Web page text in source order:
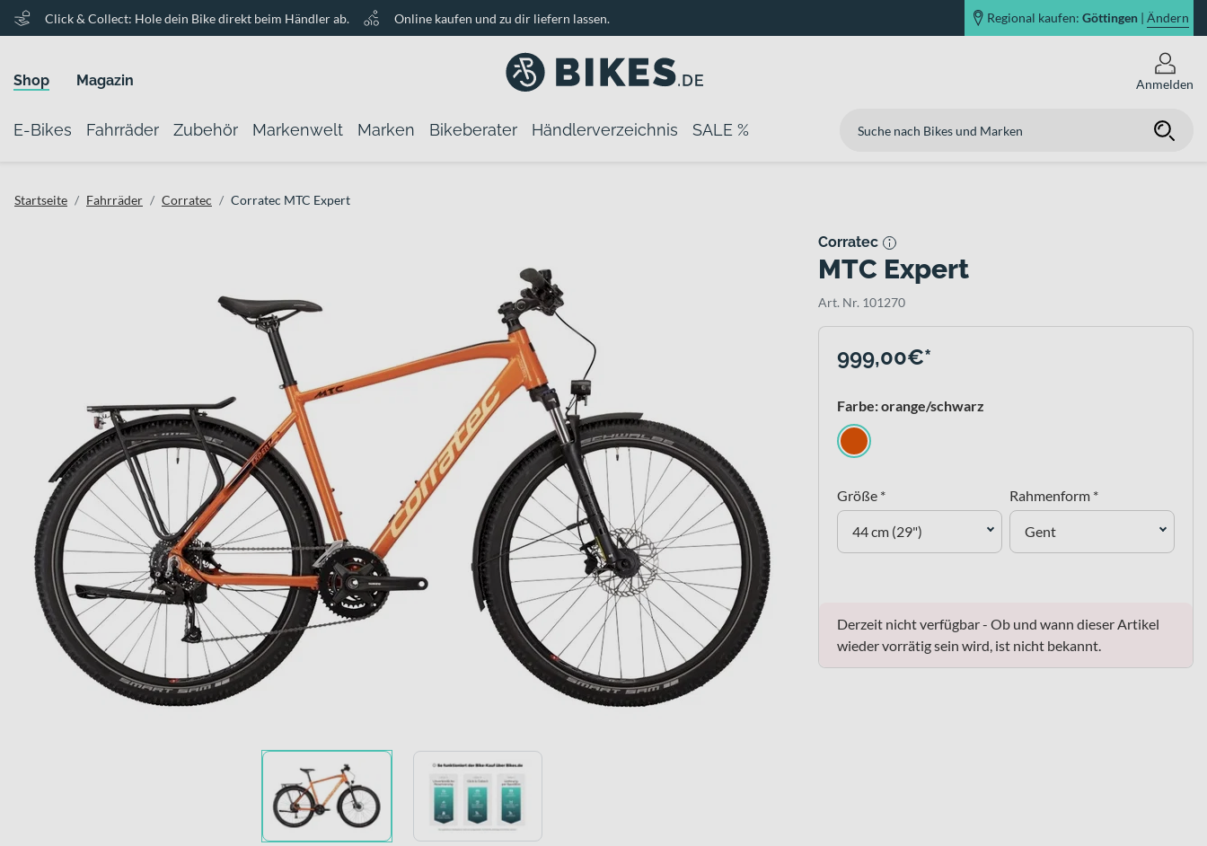
Click & Collect: Hole dein Bike direkt beim Händler ab. Online kaufen und zu dir liefern lassen. Regional kaufen: Göttingen | Ändern
Shop Magazin Anmelden
E-Bikes Fahrräder Zubehör Markenwelt Marken Bikeberater Händlerverzeichnis SALE %
Startseite Fahrräder Corratec Corratec MTC Expert
Corratec
MTC Expert
Art. Nr. 101270
999,00€*
Farbe: orange/schwarz
Größe *
44 cm (29")
Rahmenform *
Gent
Derzeit nicht verfügbar - Ob und wann dieser Artikel
wieder vorrätig sein wird, ist nicht bekannt.